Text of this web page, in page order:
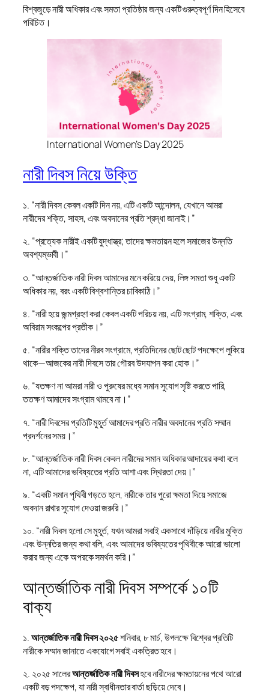
বিশ্বজুড়ে নারী অধিকার এবং সমতা প্রতিষ্ঠার জন্য একটি গুরুত্বপূর্ণ দিন হিসেবে
পরিচিত।
International Women’s Day 2025
নারী দিবস নিয়ে উক্তি
১. “নারী দিবস কেবল একটি দিন নয়, এটি একটি আন্দোলন, যেখানে আমরা
নারীদের শক্তি, সাহস, এবং অবদানের প্রতি শ্রদ্ধা জানাই।”
২. “প্রত্যেক নারীই একটি যুদ্ধাস্ত্র; তাদের ক্ষমতায়ন হলে সমাজের উন্নতি
অবশ্যম্ভাবী।”
৩. “আন্তর্জাতিক নারী দিবস আমাদের মনে করিয়ে দেয়, লিঙ্গ সমতা শুধু একটি
অধিকার নয়, বরং একটি বিশ্বশান্তির চাবিকাঠি।”
৪. “নারী হয়ে জন্মগ্রহণ করা কেবল একটি পরিচয় নয়, এটি সংগ্রাম, শক্তি, এবং
অবিরাম সংকল্পের প্রতীক।”
৫. “নারীর শক্তি তাদের নীরব সংগ্রামে, প্রতিদিনের ছোট ছোট পদক্ষেপে লুকিয়ে
থাকে—আজকের নারী দিবসে তার গৌরব উদযাপন করা হোক।”
৬. “যতক্ষণ না আমরা নারী ও পুরুষের মধ্যে সমান সুযোগ সৃষ্টি করতে পারি,
ততক্ষণ আমাদের সংগ্রাম থামবে না।”
৭. “নারী দিবসের প্রতিটি মুহূর্ত আমাদের প্রতি নারীর অবদানের প্রতি সম্মান
প্রদর্শনের সময়।”
৮. “আন্তর্জাতিক নারী দিবস কেবল নারীদের সমান অধিকার আদায়ের কথা বলে
না, এটি আমাদের ভবিষ্যতের প্রতি আশা এবং স্থিরতা দেয়।”
৯. “একটি সমান পৃথিবী গড়তে হলে, নারীকে তার পুরো ক্ষমতা দিয়ে সমাজে
অবদান রাখার সুযোগ দেওয়া জরুরি।”
১০. “নারী দিবস হলো সে মুহূর্ত, যখন আমরা সবাই একসাথে দাঁড়িয়ে নারীর মুক্তি
এবং উন্নতির জন্য কথা বলি, এবং আমাদের ভবিষ্যতের পৃথিবীকে আরো ভালো
করার জন্য একে অপরকে সমর্থন করি।”
আন্তর্জাতিক নারী দিবস সম্পর্কে ১০টি
বাক্য
১.আন্তর্জাতিক নারী দিবস ২০২৫শনিবার, ৮ মার্চ, উপলক্ষে বিশ্বের প্রতিটি
নারীকে সম্মান জানাতে একযোগে সবাই একত্রিত হবে।
২. ২০২৫ সালেরআন্তর্জাতিক নারী দিবসহবে নারীদের ক্ষমতায়নের পথে আরো
একটি বড় পদক্ষেপ, যা নারী স্বাধীনতার বার্তা ছড়িয়ে দেবে।